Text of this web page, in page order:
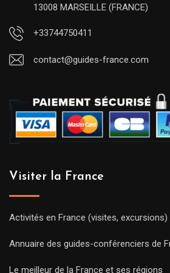
13008 MARSEILLE (FRANCE)
+33744750411
contact@guides-france.com
Visiter la France
Activités en France (visites, excursions)
Annuaire des guides-conférenciers de
Le meilleur de la France et ses régions